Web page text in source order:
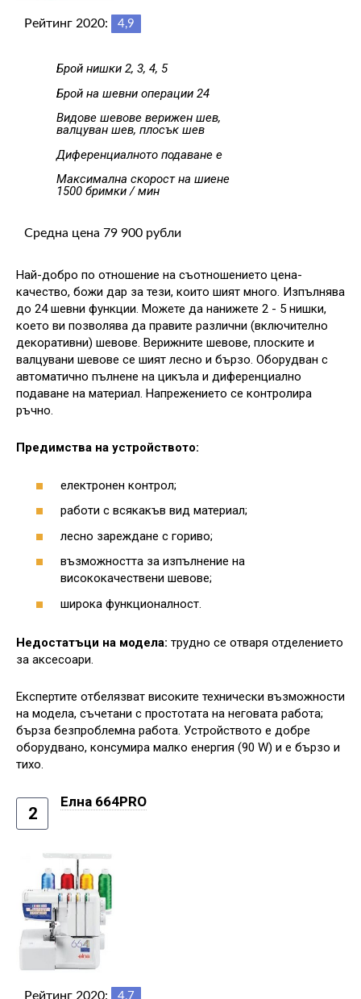
Рейтинг 2020: 4,9
Брой нишки 2, 3, 4, 5
Брой на шевни операции 24
Видове шевове верижен шев,
валцуван шев, плосък шев
Диференциалното подаване е
Максимална скорост на шиене
1500 бримки / мин
Средна цена 79 900 рубли
Най-добро по отношение на съотношението цена-
качество, божи дар за тези, които шият много. Изпълнява
до 24 шевни функции. Можете да нанижете 2 - 5 нишки,
което ви позволява да правите различни (включително
декоративни) шевове. Верижните шевове, плоските и
валцувани шевове се шият лесно и бързо. Оборудван с
автоматично пълнене на цикъла и диференциално
подаване на материал. Напрежението се контролира
ръчно.
Предимства на устройството:
електронен контрол;
работи с всякакъв вид материал;
лесно зареждане с гориво;
възможността за изпълнение на
висококачествени шевове;
широка функционалност.
Недостатъци на модела: трудно се отваря отделението
за аксесоари.
Експертите отбелязват високите технически възможности
на модела, съчетани с простотата на неговата работа;
бърза безпроблемна работа. Устройството е добре
оборудвано, консумира малко енергия (90 W) и е бързо и
тихо.
2
Елна 664PRO
Рейтинг 2020: 4,7